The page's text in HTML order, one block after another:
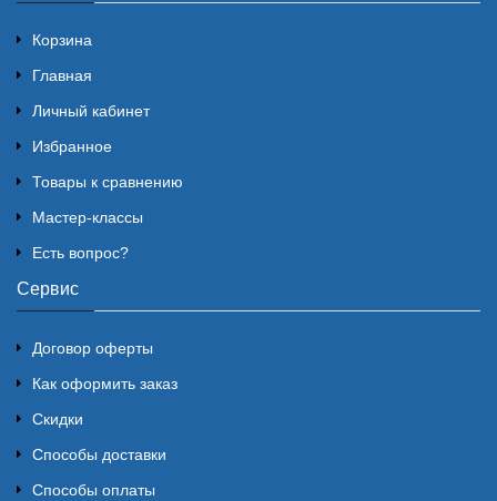
Корзина
Главная
Личный кабинет
Избранное
Товары к сравнению
Мастер-классы
Есть вопрос?
Сервис
Договор оферты
Как оформить заказ
Скидки
Способы доставки
Способы оплаты